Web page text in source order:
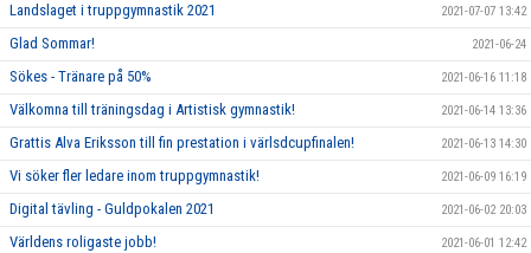
Landslaget i truppgymnastik 2021 2021-07-07 13:42
Glad Sommar! 2021-06-24
Sökes - Tränare på 50% 2021-06-16 11:18
Välkomna till träningsdag i Artistisk gymnastik! 2021-06-14 13:36
Grattis Alva Eriksson till fin prestation i värlsdcupfinalen! 2021-06-13 14:30
Vi söker fler ledare inom truppgymnastik! 2021-06-09 16:19
Digital tävling - Guldpokalen 2021 2021-06-02 20:03
Världens roligaste jobb! 2021-06-01 12:42